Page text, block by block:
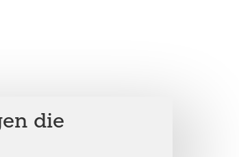
die